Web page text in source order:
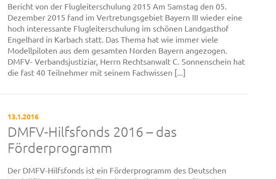
Bericht von der Flugleiterschulung 2015 Am Samstag den 05.
Dezember 2015 fand im Vertretungsgebiet Bayern III wieder eine
hoch interessante Flugleiterschulung im schönen Landgasthof
Engelhard in Karbach statt. Das Thema hat wie immer viele
Modellpiloten aus dem gesamten Norden Bayern angezogen.
DMFV- Verbandsjustiziar, Herrn Rechtsanwalt C. Sonnenschein hat
die fast 40 Teilnehmer mit seinem Fachwissen [...]
13.1.2016
DMFV-Hilfsfonds 2016 – das
Förderprogramm
Der DMFV-Hilfsfonds ist ein Förderprogramm des Deutschen